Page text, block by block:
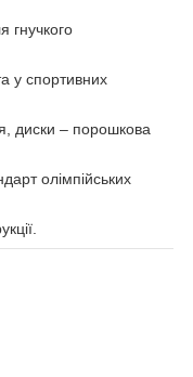
гнучкого
у спортивних
диски – порошкова
олімпійських